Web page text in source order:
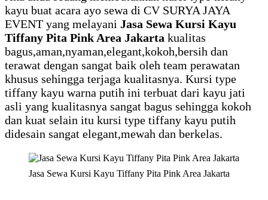
kayu buat acara ayo sewa di CV SURYA JAYA
EVENT yang melayani Jasa Sewa Kursi Kayu
Tiffany Pita Pink Area Jakarta kualitas
bagus,aman,nyaman,elegant,kokoh,bersih dan
terawat dengan sangat baik oleh team perawatan
khusus sehingga terjaga kualitasnya. Kursi type
tiffany kayu warna putih ini terbuat dari kayu jati
asli yang kualitasnya sangat bagus sehingga kokoh
dan kuat selain itu kursi type tiffany kayu putih
didesain sangat elegant,mewah dan berkelas.
Jasa Sewa Kursi Kayu Tiffany Pita Pink Area Jakarta